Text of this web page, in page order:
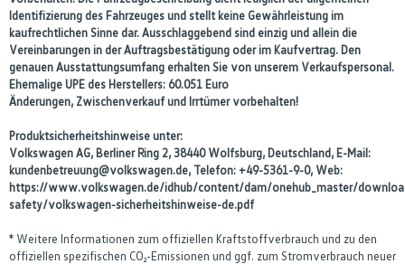
Identifizierung des Fahrzeuges und stellt keine Gewährleistung im
kaufrechtlichen Sinne dar. Ausschlaggebend sind einzig und allein die
Vereinbarungen in der Auftragsbestätigung oder im Kaufvertrag. Den
genauen Ausstattungsumfang erhalten Sie von unserem Verkaufspersonal.
Ehemalige UPE des Herstellers: 60.051 Euro
Änderungen, Zwischenverkauf und Irrtümer vorbehalten!
Produktsicherheitshinweise unter:
Volkswagen AG, Berliner Ring 2, 38440 Wolfsburg, Deutschland, E-Mail:
kundenbetreuung@volkswagen.de, Telefon: +49-5361-9-0, Web:
https://www.volkswagen.de/idhub/content/dam/onehub_master/
safety/volkswagen-sicherheitshinweise-de.pdf
* Weitere Informationen zum offiziellen Kraftstoffverbrauch und zu den
offiziellen spezifischen CO₂-Emissionen und ggf. zum Stromverbrauch neuer